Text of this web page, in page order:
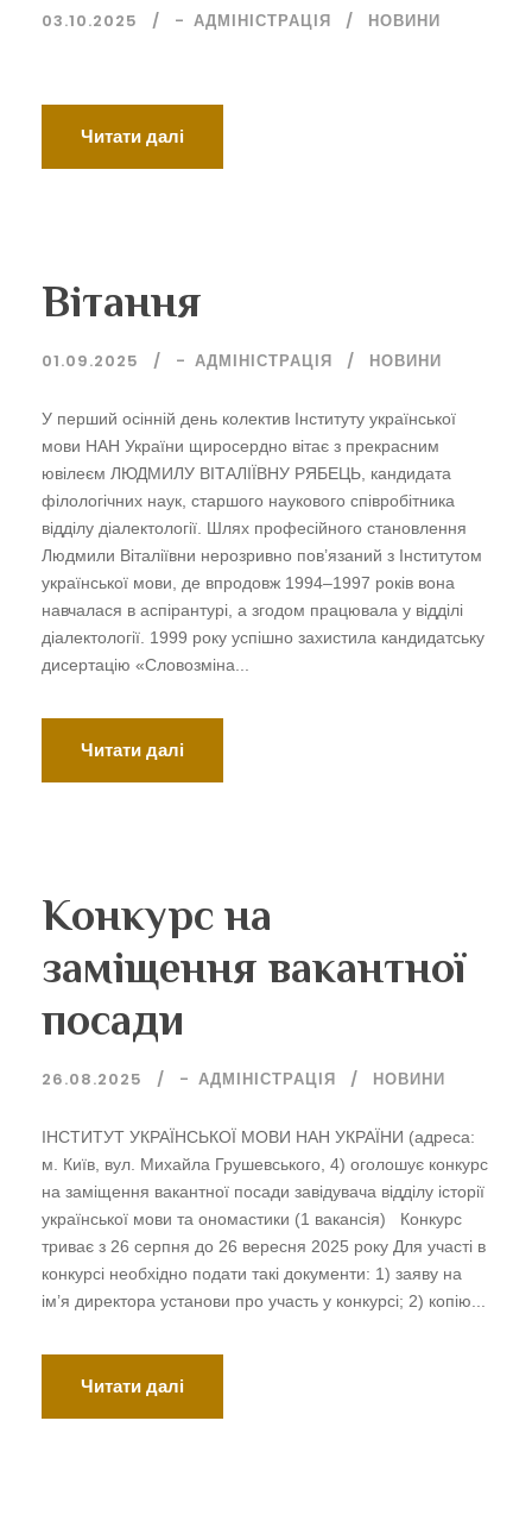
03.10.2025 - АДМІНІСТРАЦІЯ НОВИНИ
Читати далі
Вітання
01.09.2025 - АДМІНІСТРАЦІЯ НОВИНИ
У перший осінній день колектив Інституту української
мови НАН України щиросердно вітає з прекрасним
ювілеєм ЛЮДМИЛУ ВІТАЛІЇВНУ РЯБЕЦЬ, кандидата
філологічних наук, старшого наукового співробітника
відділу діалектології. Шлях професійного становлення
Людмили Віталіївни нерозривно пов’язаний з Інститутом
української мови, де впродовж 1994–1997 років вона
навчалася в аспірантурі, а згодом працювала у відділі
діалектології. 1999 року успішно захистила кандидатську
дисертацію «Словозміна...
Читати далі
Конкурс на
заміщення вакантної
посади
26.08.2025 - АДМІНІСТРАЦІЯ НОВИНИ
ІНСТИТУТ УКРАЇНСЬКОЇ МОВИ НАН УКРАЇНИ (адреса:
м. Київ, вул. Михайла Грушевського, 4) оголошує конкурс
на заміщення вакантної посади завідувача відділу історії
української мови та ономастики (1 вакансія) Конкурс
триває з 26 серпня до 26 вересня 2025 року Для участі в
конкурсі необхідно подати такі документи: 1) заяву на
ім’я директора установи про участь у конкурсі; 2) копію...
Читати далі